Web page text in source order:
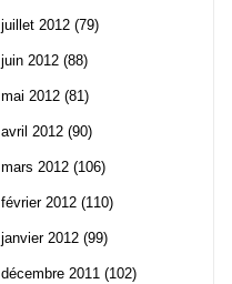
juillet 2012 (79)
juin 2012 (88)
mai 2012 (81)
avril 2012 (90)
mars 2012 (106)
février 2012 (110)
janvier 2012 (99)
décembre 2011 (102)